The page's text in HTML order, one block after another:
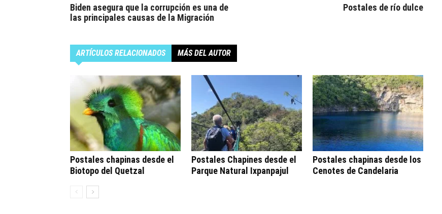
Biden asegura que la corrupción es una de
las principales causas de la Migración
Postales de río dulce
ARTÍCULOS RELACIONADOS MÁS DEL AUTOR
Postales chapinas desde el
Biotopo del Quetzal
Postales Chapines desde el
Parque Natural Ixpanpajul
Postales chapinas desde los
Cenotes de Candelaria